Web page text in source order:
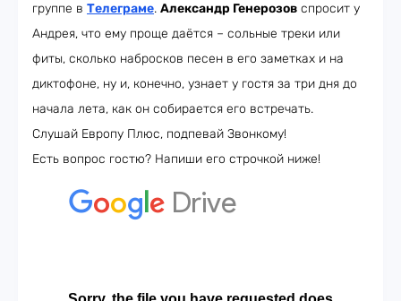
группе в Телеграме. Александр Генерозов спросит у
Андрея, что ему проще даётся – сольные треки или
фиты, сколько набросков песен в его заметках и на
диктофоне, ну и, конечно, узнает у гостя за три дня до
начала лета, как он собирается его встречать.
Слушай Европу Плюс, подпевай Звонкому!
Есть вопрос гостю? Напиши его строчкой ниже!